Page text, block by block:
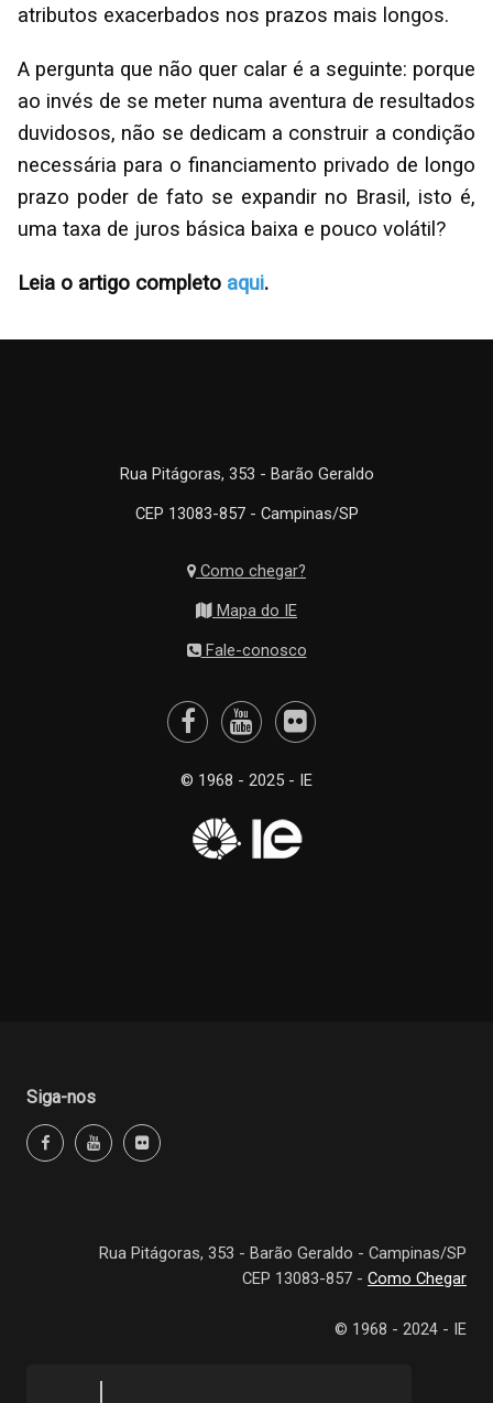
atributos exacerbados nos prazos mais longos.
A pergunta que não quer calar é a seguinte: porque
ao invés de se meter numa aventura de resultados
duvidosos, não se dedicam a construir a condição
necessária para o financiamento privado de longo
prazo poder de fato se expandir no Brasil, isto é,
uma taxa de juros básica baixa e pouco volátil?
Leia o artigo completo aqui.
Rua Pitágoras, 353 - Barão Geraldo
CEP 13083-857 - Campinas/SP
Como chegar?
Mapa do IE
Fale-conosco
© 1968 - 2025 - IE
Siga-nos
Rua Pitágoras, 353 - Barão Geraldo - Campinas/SP
CEP 13083-857 - Como Chegar
© 1968 - 2024 - IE